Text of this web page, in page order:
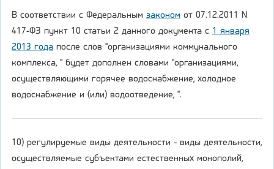
В соответствии с Федеральным законом от 07.12.2011 N
417-ФЗ пункт 10 статьи 2 данного документа с 1 января
2013 года после слов "организациями коммунального
комплекса, " будет дополнен словами "организациями,
осуществляющими горячее водоснабжение, холодное
водоснабжение и (или) водоотведение, ".
10) регулируемые виды деятельности - виды деятельности,
осуществляемые субъектами естественных монополий,